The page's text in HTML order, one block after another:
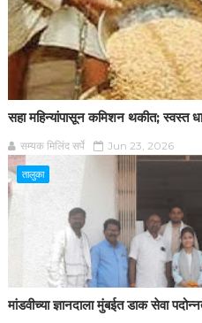
सहा महिन्यांपासून कमिशन थकीत; स्वस्त
सम्यक मिलिंद सर्पे Jun 23, 2026
तालुका
मांडवीच्या ज्ञानदाला मुंबईत डाक सेवा